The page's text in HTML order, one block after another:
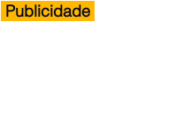
Publicidade